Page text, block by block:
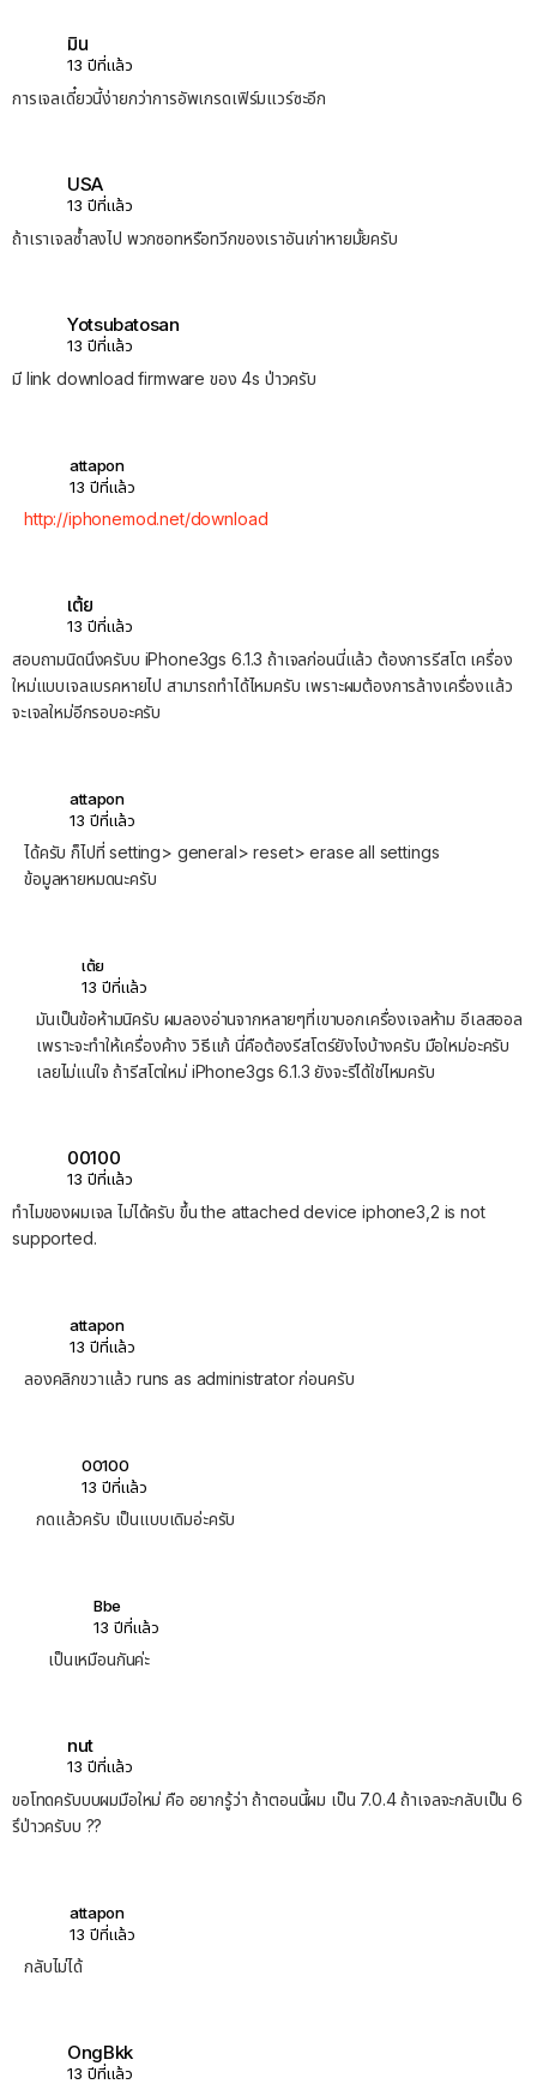
มิน
13 ปีที่แล้ว
การเจลเดี๋ยวนี้ง่ายกว่าการอัพเกรดเฟิร์มแวร์ซะอีก
USA
13 ปีที่แล้ว
ถ้าเราเจลซ้ำลงไป พวกซอทหรือทวีกของเราอันเก่าหายมั้ยครับ
Yotsubatosan
13 ปีที่แล้ว
มี link download firmware ของ 4s ป่าวครับ
attapon
13 ปีที่แล้ว
http://iphonemod.net/download
เต้ย
13 ปีที่แล้ว
สอบถามนิดนึงครับบ iPhone3gs 6.1.3 ถ้าเจลก่อนนี่แล้ว ต้องการรีสโต เครื่อง
ใหม่แบบเจลเบรคหายไป สามารถทำได้ไหมครับ เพราะผมต้องการล้างเครื่องแล้ว
จะเจลใหม่อีกรอบอะครับ
attapon
13 ปีที่แล้ว
ได้ครับ ก็ไปที่ setting> general> reset> erase all settings
ข้อมูลหายหมดนะครับ
เต้ย
13 ปีที่แล้ว
มันเป็นข้อห้ามนิครับ ผมลองอ่านจากหลายๆที่เขาบอกเครื่องเจลห้าม อีเลสออล
เพราะจะทำให้เครื่องค้าง วิธีแก้ นี่คือต้องรีสโตร์ยังไงบ้างครับ มือใหม่อะครับ
เลยไม่แน่ใจ ถ้ารีสโตใหม่ iPhone3gs 6.1.3 ยังจะรีได้ใช่ไหมครับ
00100
13 ปีที่แล้ว
ทำไมของผมเจล ไม่ได้ครับ ขึ้น the attached device iphone3,2 is not
supported.
attapon
13 ปีที่แล้ว
ลองคลิกขวาแล้ว runs as administrator ก่อนครับ
00100
13 ปีที่แล้ว
กดแล้วครับ เป็นแบบเดิมอ่ะครับ
Bbe
13 ปีที่แล้ว
เป็นเหมือนกันค่ะ
nut
13 ปีที่แล้ว
ขอโทดครับบบผมมือใหม่ คือ อยากรู้ว่า ถ้าตอนนี้ผม เป็น 7.0.4 ถ้าเจลจะกลับเป็น 6
รึป่าวครับบ ??
attapon
13 ปีที่แล้ว
กลับไม่ได้
OngBkk
13 ปีที่แล้ว